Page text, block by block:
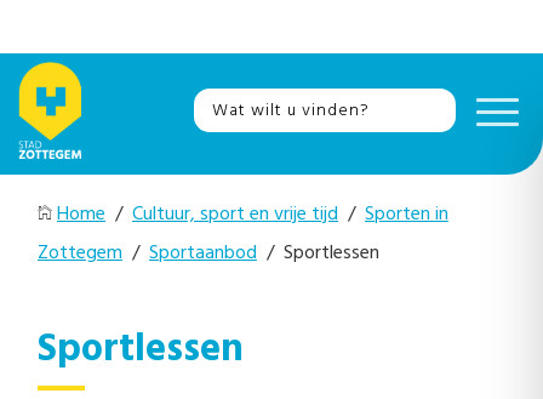
Home / Cultuur, sport en vrije tijd / Sporten in
Zottegem / Sportaanbod / Sportlessen
Sportlessen